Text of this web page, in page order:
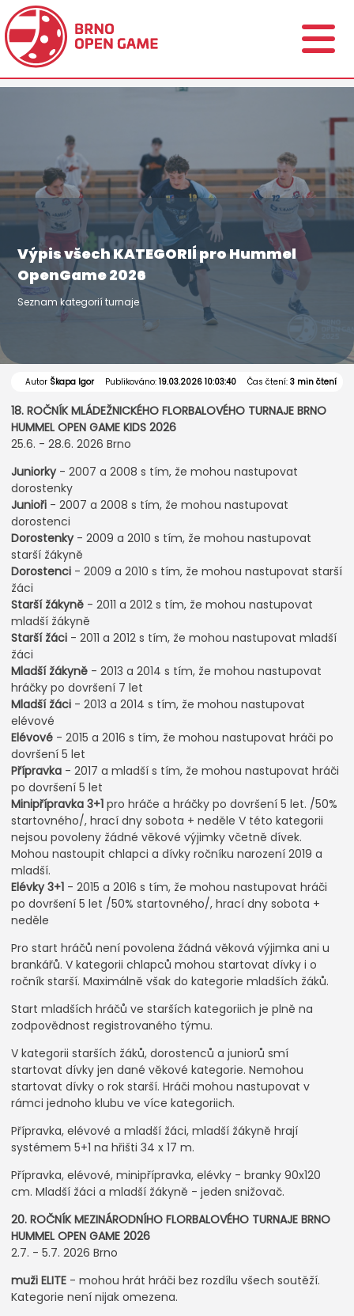
Výpis všech KATEGORIÍ pro Hummel
OpenGame 2026
Seznam kategorií turnaje
Autor Škapa Igor Publikováno: 19.03.2026 10:03:40 Čas čtení:3 min čtení
18. ROČNÍK MLÁDEŽNICKÉHO FLORBALOVÉHO TURNAJE BRNO
HUMMEL OPEN GAME KIDS 2026
25.6. - 28.6. 2026 Brno
Juniorky- 2007 a 2008 s tím, že mohou nastupovat
dorostenky
Junioři - 2007 a 2008 s tím, že mohou nastupovat
dorostenci
Dorostenky- 2009 a 2010 s tím, že mohou nastupovat
starší žákyně
Dorostenci - 2009 a 2010 s tím, že mohou nastupovat starší
žáci
Starší žákyně - 2011 a 2012 s tím, že mohou nastupovat
mladší žákyně
Starší žáci - 2011 a 2012 s tím, že mohou nastupovat mladší
žáci
Mladší žákyně - 2013 a 2014 s tím, že mohou nastupovat
hráčky po dovršení 7 let
Mladší žáci - 2013 a 2014 s tím, že mohou nastupovat
elévové
Elévové - 2015 a 2016 s tím, že mohou nastupovat hráči po
dovršení 5 let
Přípravka - 2017 a mladší s tím, že mohou nastupovat hráči
po dovršení 5 let
Minipřípravka 3+1 pro hráče a hráčky po dovršení 5 let. /50%
startovného/, hrací dny sobota + neděle V této kategorii
nejsou povoleny žádné věkové výjimky včetně dívek.
Mohou nastoupit chlapci a dívky ročníku narození 2019 a
mladší.
Elévky 3+1 - 2015 a 2016 s tím, že mohou nastupovat hráči
po dovršení 5 let /50% startovného/, hrací dny sobota +
neděle
Pro start hráčů není povolena žádná věková výjimka ani u
brankářů. V kategorii chlapců mohou startovat dívky i o
ročník starší. Maximálně však do kategorie mladších žáků.
Start mladších hráčů ve starších kategoriich je plně na
zodpovědnost registrovaného týmu.
V kategorii starších žáků, dorostenců a juniorů smí
startovat dívky jen dané věkové kategorie. Nemohou
startovat dívky o rok starší. Hráči mohou nastupovat v
rámci jednoho klubu ve více kategoriich.
Přípravka, elévové a mladší žáci, mladší žákyně hrají
systémem 5+1 na hřišti 34 x 17 m.
Přípravka, elévové, minipřípravka, elévky - branky 90x120
cm. Mladší žáci a mladší žákyně - jeden snižovač.
20. ROČNÍK MEZINÁRODNÍHO FLORBALOVÉHO TURNAJE BRNO
HUMMEL OPEN GAME 2026
2.7. - 5.7. 2026 Brno
muži ELITE - mohou hrát hráči bez rozdílu všech soutěží.
Kategorie není nijak omezena.